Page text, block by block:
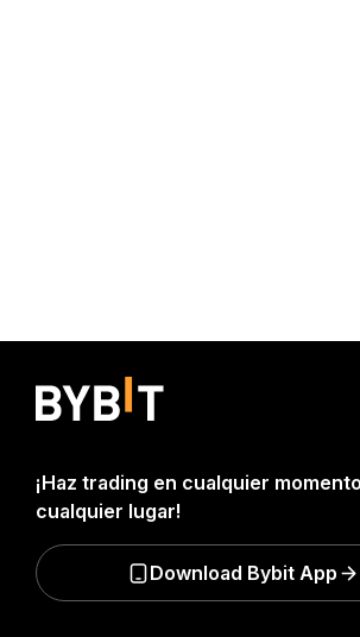
¡Haz trading en cualquier
cualquier lugar!
Download Bybit App